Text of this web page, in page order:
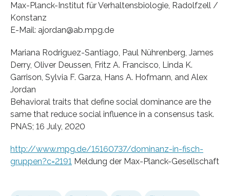
Max-Planck-Institut für Verhaltensbiologie, Radolfzell /
Konstanz
E-Mail: ajordan@ab.mpg.de
Mariana Rodriguez-Santiago, Paul Nührenberg, James
Derry, Oliver Deussen, Fritz A. Francisco, Linda K.
Garrison, Sylvia F. Garza, Hans A. Hofmann, and Alex
Jordan
Behavioral traits that define social dominance are the
same that reduce social influence in a consensus task.
PNAS; 16 July, 2020
http://www.mpg.de/15160737/dominanz-in-fisch-
gruppen?c=2191 Meldung der Max-Planck-Gesellschaft